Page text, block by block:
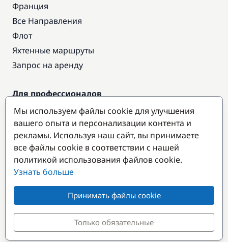
Франция
Все Направления
Флот
Яхтенные маршруты
Запрос на аренду
Для профессионалов
Доступ про
Стать партнером
Популярные направления
Мы используем файлы cookie для улучшения
вашего опыта и персонализации контента и
рекламы. Используя наш сайт, вы принимаете
все файлы cookie в соответствии с нашей
политикой использования файлов cookie.
Узнать больше
Принимать файлы cookie
Только обязательные